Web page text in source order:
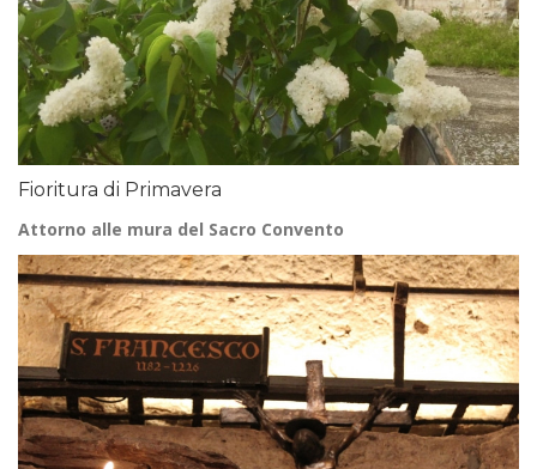
Fioritura di Primavera
Attorno alle mura del Sacro Convento